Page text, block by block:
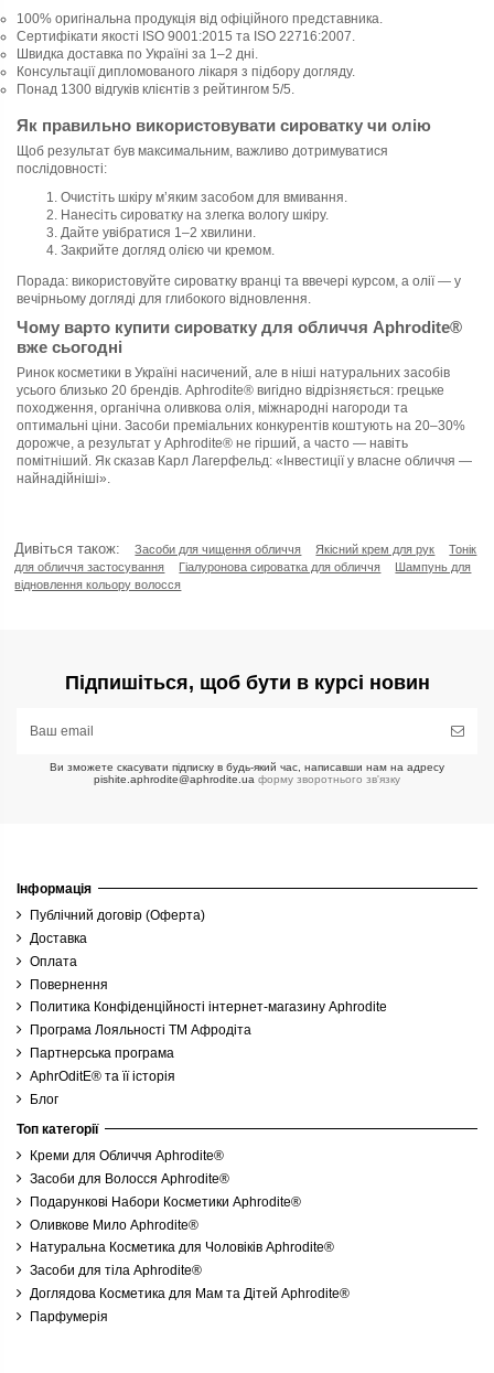
100% оригінальна продукція від офіційного представника.
Сертифікати якості ISO 9001:2015 та ISO 22716:2007.
Швидка доставка по Україні за 1–2 дні.
Консультації дипломованого лікаря з підбору догляду.
Понад 1300 відгуків клієнтів з рейтингом 5/5.
Як правильно використовувати сироватку чи олію
Щоб результат був максимальним, важливо дотримуватися
послідовності:
Очистіть шкіру м’яким засобом для вмивання.
Нанесіть сироватку на злегка вологу шкіру.
Дайте увібратися 1–2 хвилини.
Закрийте догляд олією чи кремом.
Порада: використовуйте сироватку вранці та ввечері курсом, а олії — у
вечірньому догляді для глибокого відновлення.
Чому варто купити сироватку для обличчя Aphrodite®
вже сьогодні
Ринок косметики в Україні насичений, але в ніші натуральних засобів
усього близько 20 брендів. Aphrodite® вигідно відрізняється: грецьке
походження, органічна оливкова олія, міжнародні нагороди та
оптимальні ціни. Засоби преміальних конкурентів коштують на 20–30%
дорожче, а результат у Aphrodite® не гірший, а часто — навіть
помітніший. Як сказав Карл Лагерфельд: «Інвестиції у власне обличчя —
найнадійніші».
Дивіться також: Засоби для чищення обличчя Якісний крем для рук
Тонік
для обличчя застосування
Гіалуронова сироватка для обличчя
Шампунь для
відновлення кольору волосся
Підпишіться, щоб бути в курсі новин
Ви зможете скасувати підписку в будь-який час, написавши нам на адресу
pishite.aphrodite@aphrodite.ua форму зворотнього зв'язку
Інформація
Публічний договір (Оферта)
Доставка
Оплата
Повернення
Политика Конфіденційності інтернет-магазину Aphrodite
Програма Лояльності ТМ Афродіта
Партнерська програма
AphrOditE® та її історія
Блог
Топ категорії
Креми для Обличчя Aphrodite®
Засоби для Волосся Aphrodite®
Подарункові Набори Косметики Aphrodite®
Оливкове Мило Aphrodite®
Натуральна Косметика для Чоловіків Aphrodite®
Засоби для тіла Aphrodite®
Доглядова Косметика для Мам та Дітей Aphrodite®
Парфумерія